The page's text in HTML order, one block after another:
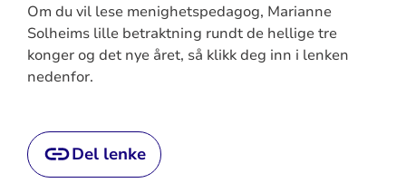
Om du vil lese menighetspedagog, Marianne
Solheims lille betraktning rundt de hellige tre
konger og det nye året, så klikk deg inn i lenken
nedenfor.
Del lenke